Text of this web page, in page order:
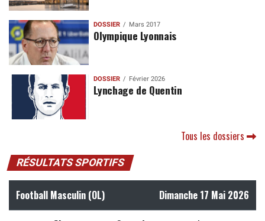
DOSSIER Mars 2017
Olympique Lyonnais
DOSSIER Février 2026
Lynchage de Quentin
Tous les dossiers
RÉSULTATS SPORTIFS
Football Masculin (OL) Dimanche 17 Mai 2026